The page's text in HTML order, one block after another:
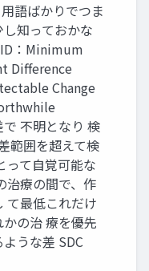
語ばかりでつま
知っておかな
：Minimum
Difference
Change
不明となり 検
範囲を超えて検
って自覚可能な
治療の間で、作
て最低これだけ
の治 療を優先
うな差 SDC